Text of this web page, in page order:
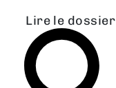
Lire le dossier